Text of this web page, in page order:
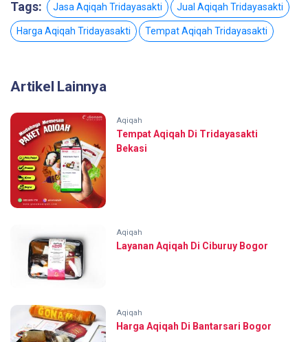
Tags: Jasa Aqiqah Tridayasakti Jual Aqiqah Tridayasakti
Harga Aqiqah Tridayasakti Tempat Aqiqah Tridayasakti
Artikel Lainnya
Aqiqah
Tempat Aqiqah Di Tridayasakti
Bekasi
Aqiqah
Layanan Aqiqah Di Ciburuy Bogor
Aqiqah
Harga Aqiqah Di Bantarsari Bogor